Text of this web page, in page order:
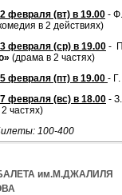
февраля (вт) в 19.00 -
в 2 действиях)
февраля (ср) в 19.00 -
(драма в 2 частях)
февраля (пт) в 19.00 -
февраля (вс) в 18.00 -
2 частях)
100-400
им.М.ДЖАЛИЛЯ